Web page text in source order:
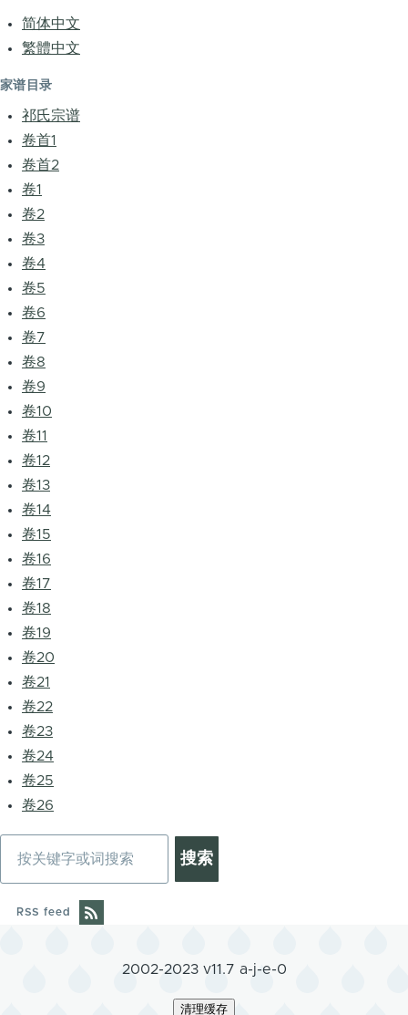
简体中文
繁體中文
家谱目录
祁氏宗谱
卷首1
卷首2
卷1
卷2
卷3
卷4
卷5
卷6
卷7
卷8
卷9
卷10
卷11
卷12
卷13
卷14
卷15
卷16
卷17
卷18
卷19
卷20
卷21
卷22
卷23
卷24
卷25
卷26
RSS feed
2002-2023 v11.7 a-j-e-0